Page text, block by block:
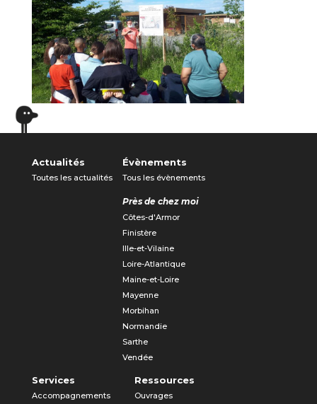
Actualités
Toutes les actualités
Évènements
Tous les évènements
Près de chez moi
Côtes-d'Armor
Finistère
Ille-et-Vilaine
Loire-Atlantique
Maine-et-Loire
Mayenne
Morbihan
Normandie
Sarthe
Vendée
Services
Accompagnements
Ressources
Ouvrages